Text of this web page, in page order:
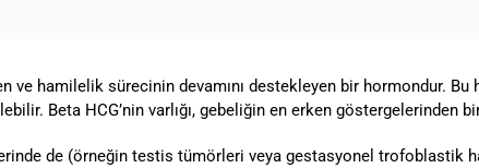
ve hamilelik sürecinin devamını destekleyen bir hormondur. Bu
Beta HCG’nin varlığı, gebeliğin en erken göstergelerinden
de (örneğin testis tümörleri veya gestasyonel trofoblastik